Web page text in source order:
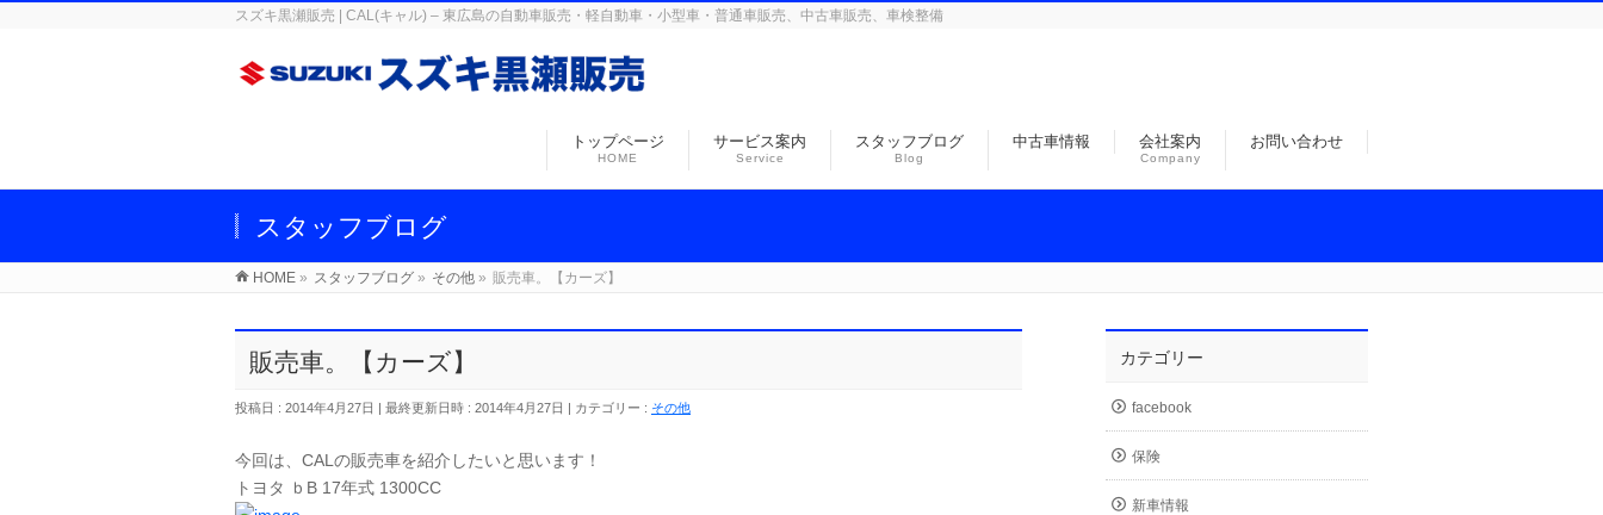
スズキ黒瀬販売 | CAL(キャル) – 東広島の自動車販売・軽自動車・小型車・普通車販売、中古車販売、車検整備
トップページ
HOME
サービス案内
Service
スタッフブログ
Blog
中古車情報 会社案内
Company
お問い合わせ
スタッフブログ
HOME » スタッフブログ » その他 » 販売車。【カーズ】
販売車。【カーズ】
投稿日 : 2014年4月27日 最終更新日時 : 2014年4月27日 カテゴリー : その他
今回は、CALの販売車を紹介したいと思います！
トヨタ ｂB 17年式 1300CC
カテゴリー
facebook
保険
新車情報